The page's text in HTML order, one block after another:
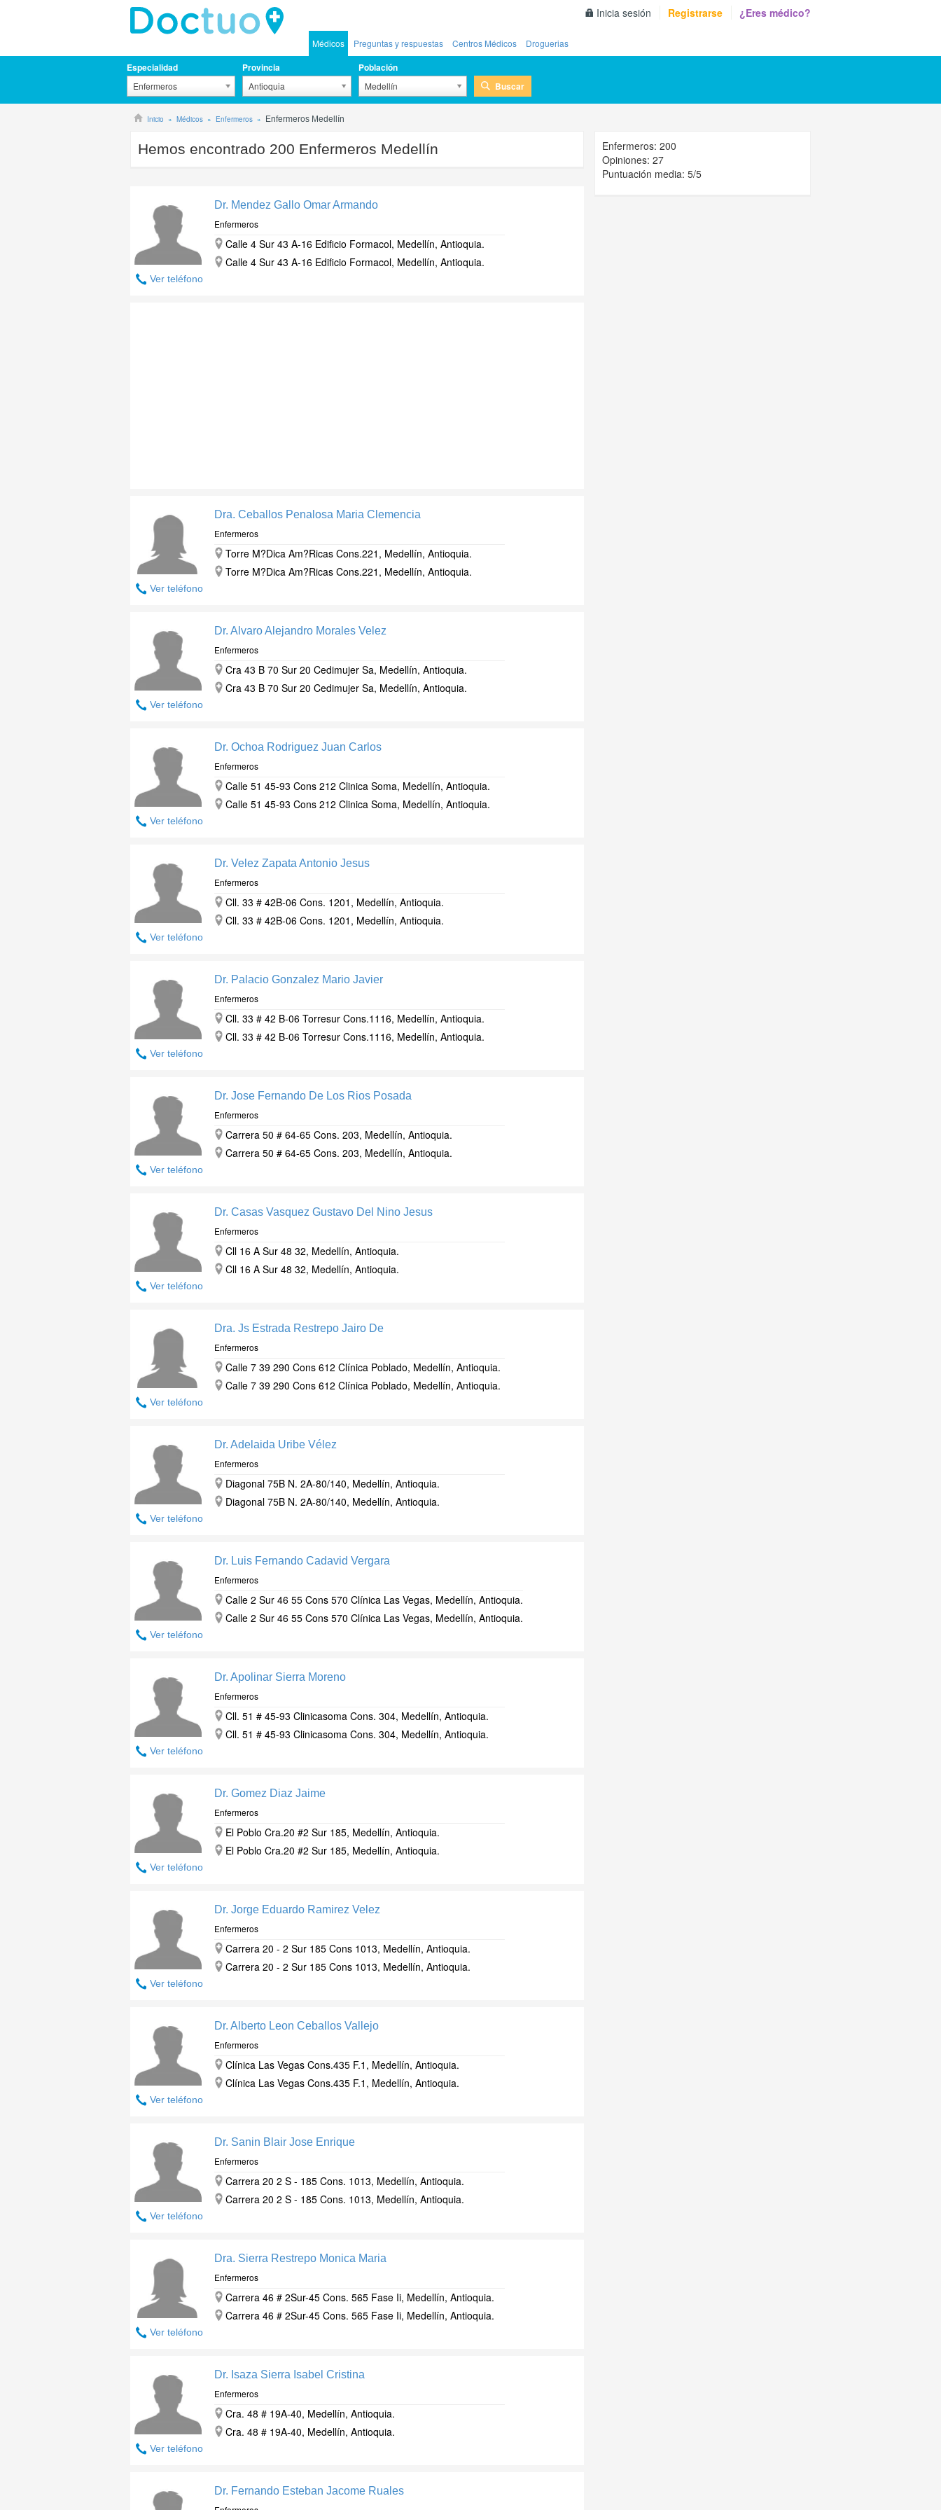
Inicia sesión Registrarse ¿Eres médico?
Médicos Preguntas y respuestas Centros Médicos Droguerias
Especialidad
Enfermeros
Provincia
Antioquia
Población
Medellín Buscar
Inicio Médicos Enfermeros Enfermeros Medellín
Hemos encontrado 200 Enfermeros Medellín
Ver teléfono
Dr. Mendez Gallo Omar Armando
Enfermeros
Calle 4 Sur 43 A-16 Edificio Formacol, Medellín, Antioquia.
Calle 4 Sur 43 A-16 Edificio Formacol, Medellín, Antioquia.
Ver teléfono
Dra. Ceballos Penalosa Maria Clemencia
Enfermeros
Torre M?Dica Am?Ricas Cons.221, Medellín, Antioquia.
Torre M?Dica Am?Ricas Cons.221, Medellín, Antioquia.
Ver teléfono
Dr. Alvaro Alejandro Morales Velez
Enfermeros
Cra 43 B 70 Sur 20 Cedimujer Sa, Medellín, Antioquia.
Cra 43 B 70 Sur 20 Cedimujer Sa, Medellín, Antioquia.
Ver teléfono
Dr. Ochoa Rodriguez Juan Carlos
Enfermeros
Calle 51 45-93 Cons 212 Clinica Soma, Medellín, Antioquia.
Calle 51 45-93 Cons 212 Clinica Soma, Medellín, Antioquia.
Ver teléfono
Dr. Velez Zapata Antonio Jesus
Enfermeros
Cll. 33 # 42B-06 Cons. 1201, Medellín, Antioquia.
Cll. 33 # 42B-06 Cons. 1201, Medellín, Antioquia.
Ver teléfono
Dr. Palacio Gonzalez Mario Javier
Enfermeros
Cll. 33 # 42 B-06 Torresur Cons.1116, Medellín, Antioquia.
Cll. 33 # 42 B-06 Torresur Cons.1116, Medellín, Antioquia.
Ver teléfono
Dr. Jose Fernando De Los Rios Posada
Enfermeros
Carrera 50 # 64-65 Cons. 203, Medellín, Antioquia.
Carrera 50 # 64-65 Cons. 203, Medellín, Antioquia.
Ver teléfono
Dr. Casas Vasquez Gustavo Del Nino Jesus
Enfermeros
Cll 16 A Sur 48 32, Medellín, Antioquia.
Cll 16 A Sur 48 32, Medellín, Antioquia.
Ver teléfono
Dra. Js Estrada Restrepo Jairo De
Enfermeros
Calle 7 39 290 Cons 612 Clínica Poblado, Medellín, Antioquia.
Calle 7 39 290 Cons 612 Clínica Poblado, Medellín, Antioquia.
Ver teléfono
Dr. Adelaida Uribe Vélez
Enfermeros
Diagonal 75B N. 2A-80/140, Medellín, Antioquia.
Diagonal 75B N. 2A-80/140, Medellín, Antioquia.
Ver teléfono
Dr. Luis Fernando Cadavid Vergara
Enfermeros
Calle 2 Sur 46 55 Cons 570 Clínica Las Vegas, Medellín, Antioquia.
Calle 2 Sur 46 55 Cons 570 Clínica Las Vegas, Medellín, Antioquia.
Ver teléfono
Dr. Apolinar Sierra Moreno
Enfermeros
Cll. 51 # 45-93 Clinicasoma Cons. 304, Medellín, Antioquia.
Cll. 51 # 45-93 Clinicasoma Cons. 304, Medellín, Antioquia.
Ver teléfono
Dr. Gomez Diaz Jaime
Enfermeros
El Poblo Cra.20 #2 Sur 185, Medellín, Antioquia.
El Poblo Cra.20 #2 Sur 185, Medellín, Antioquia.
Ver teléfono
Dr. Jorge Eduardo Ramirez Velez
Enfermeros
Carrera 20 - 2 Sur 185 Cons 1013, Medellín, Antioquia.
Carrera 20 - 2 Sur 185 Cons 1013, Medellín, Antioquia.
Ver teléfono
Dr. Alberto Leon Ceballos Vallejo
Enfermeros
Clínica Las Vegas Cons.435 F.1, Medellín, Antioquia.
Clínica Las Vegas Cons.435 F.1, Medellín, Antioquia.
Ver teléfono
Dr. Sanin Blair Jose Enrique
Enfermeros
Carrera 20 2 S - 185 Cons. 1013, Medellín, Antioquia.
Carrera 20 2 S - 185 Cons. 1013, Medellín, Antioquia.
Ver teléfono
Dra. Sierra Restrepo Monica Maria
Enfermeros
Carrera 46 # 2Sur-45 Cons. 565 Fase Ii, Medellín, Antioquia.
Carrera 46 # 2Sur-45 Cons. 565 Fase Ii, Medellín, Antioquia.
Ver teléfono
Dr. Isaza Sierra Isabel Cristina
Enfermeros
Cra. 48 # 19A-40, Medellín, Antioquia.
Cra. 48 # 19A-40, Medellín, Antioquia.
Dr. Fernando Esteban Jacome Ruales
Enfermeros: 200
Opiniones: 27
Puntuación media: 5/5